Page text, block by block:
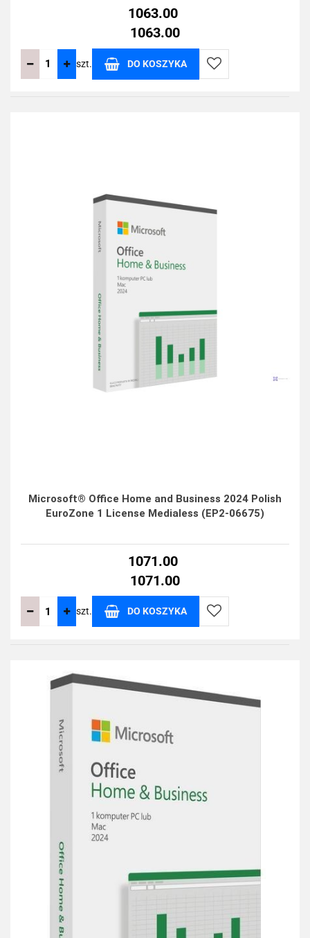
1063.00
1063.00
szt. DO KOSZYKA
Do
Microsoft® Office Home and Business 2024 Polish
EuroZone 1 License Medialess (EP2-06675)
1071.00
1071.00
szt. DO KOSZYKA
Do